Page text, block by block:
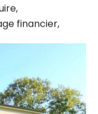
financier,